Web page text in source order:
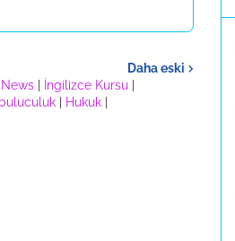
Daha eski
News İngilizce Kursu
Hukuk